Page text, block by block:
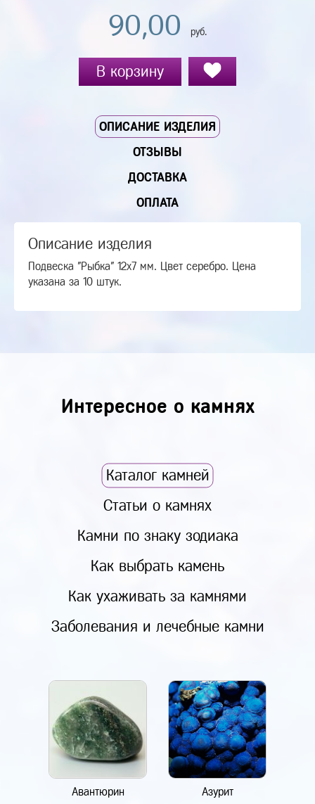
90,00 руб.
В корзину
ОПИСАНИЕ ИЗДЕЛИЯ
ОТЗЫВЫ
ДОСТАВКА
ОПЛАТА
Описание изделия
Подвеска "Рыбка" 12х7 мм. Цвет серебро. Цена
указана за 10 штук.
Интересное о камнях
Каталог камней
Статьи о камнях
Камни по знаку зодиака
Как выбрать камень
Как ухаживать за камнями
Заболевания и лечебные камни
Авантюрин Азурит